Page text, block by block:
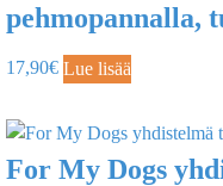
pehmopannalla,
17,90€ Lue lisää
For My Dogs